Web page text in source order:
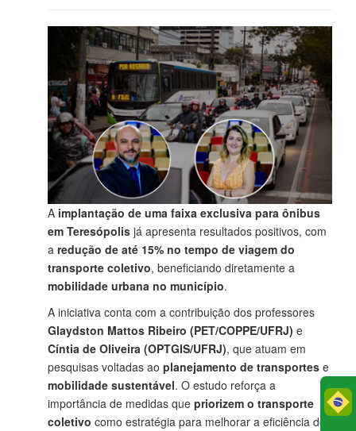
A implantação de uma faixa exclusiva para ônibus
em Teresópolis já apresenta resultados positivos, com
a redução de até 15% no tempo de viagem do
transporte coletivo, beneficiando diretamente a
mobilidade urbana no município.
A iniciativa conta com a contribuição dos professores
Glaydston Mattos Ribeiro (PET/COPPE/UFRJ) e
Cíntia de Oliveira (OPTGIS/UFRJ), que atuam em
pesquisas voltadas ao planejamento de transportes e
mobilidade sustentável. O estudo reforça a
importância de medidas que priorizem o transporte
coletivo como estratégia para melhorar a eficiência dos